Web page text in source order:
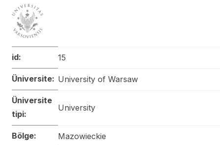
id: 15
Üniversite: University of Warsaw
Üniversite
tipi:
University
Bölge: Mazowieckie